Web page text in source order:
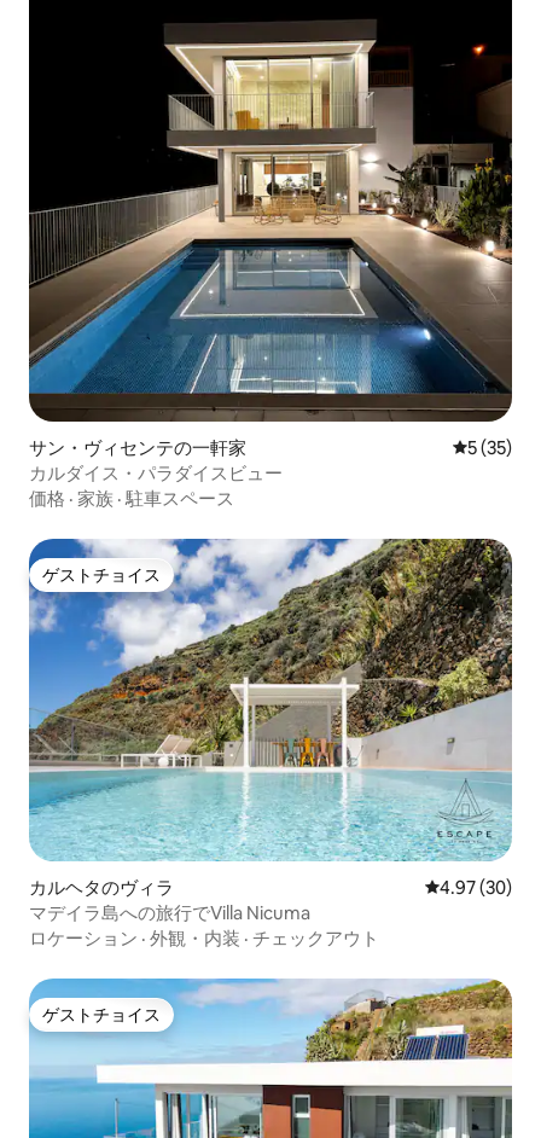
サン・ヴィセンテの一軒家 レビュー
5 (35)
カルダイス・パラダイスビュー
価格 · 家族 ·駐車スペース
ゲストチョイス
ゲストチョイス
カルヘタのヴィラ レビュー30
4.97 (30)
マデイラ島への旅行でVilla Nicuma
ロケーション · 外観・内装 · チェックアウト
ゲストチョイス
ゲストチョイス